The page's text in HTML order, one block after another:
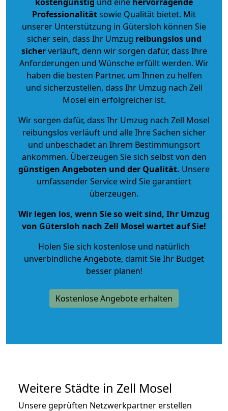
Professionalitätsowie Qualität bietet. Mit
unserer Unterstützung in Gütersloh können Sie
sicher sein, dass Ihr Umzug reibungslos und
sicherverläuft, denn wir sorgen dafür, dass Ihre
Anforderungen und Wünsche erfüllt werden. Wir
haben die besten Partner, um Ihnen zu helfen
und sicherzustellen, dass Ihr Umzug nach Zell
Mosel ein erfolgreicher ist.
Wir sorgen dafür, dass Ihr Umzug nach Zell Mosel
reibungslos verläuft und alle Ihre Sachen sicher
und unbeschadet an Ihrem Bestimmungsort
ankommen. Überzeugen Sie sich selbst von den
günstigen Angeboten und der Qualität. Unsere
umfassender Service wird Sie garantiert
überzeugen.
Wir legen los, wenn Sie so weit sind, Ihr Umzug
von Gütersloh nach Zell Mosel wartet auf Sie!
Holen Sie sich kostenlose und natürlich
unverbindliche Angebote, damit Sie Ihr Budget
besser planen!
Kostenlose Angebote erhalten
Weitere Städte in Zell Mosel
Unsere geprüften Netzwerkpartner erstellen